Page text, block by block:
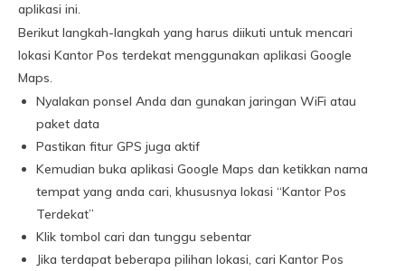
aplikasi ini.
Berikut langkah-langkah yang harus diikuti untuk mencari
lokasi Kantor Pos terdekat menggunakan aplikasi Google
Maps.
Nyalakan ponsel Anda dan gunakan jaringan WiFi atau
paket data
Pastikan fitur GPS juga aktif
Kemudian buka aplikasi Google Maps dan ketikkan nama
tempat yang anda cari, khususnya lokasi “Kantor Pos
Terdekat”
Klik tombol cari dan tunggu sebentar
Jika terdapat beberapa pilihan lokasi, cari Kantor Pos